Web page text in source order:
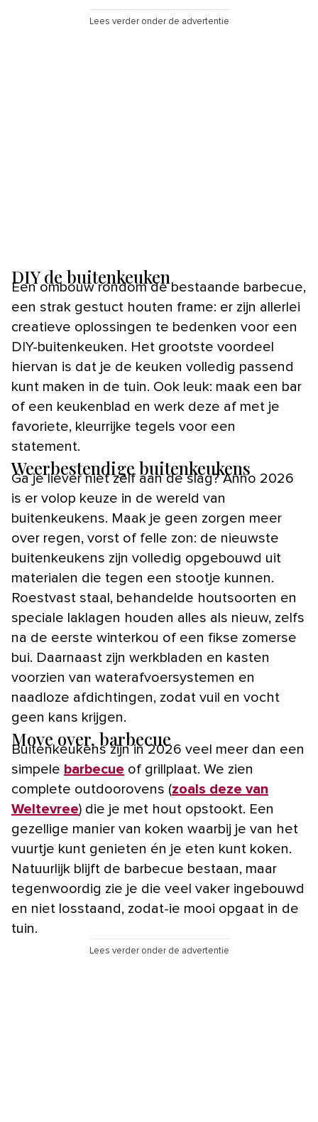
Lees verder onder de advertentie
DIY de buitenkeuken
Een ombouw rondom de bestaande barbecue,
een strak gestuct houten frame: er zijn allerlei
creatieve oplossingen te bedenken voor een
DIY-buitenkeuken. Het grootste voordeel
hiervan is dat je de keuken volledig passend
kunt maken in de tuin. Ook leuk: maak een bar
of een keukenblad en werk deze af met je
favoriete, kleurrijke tegels voor een
statement.
Weerbestendige buitenkeukens
Ga je liever niet zelf aan de slag? Anno 2026
is er volop keuze in de wereld van
buitenkeukens. Maak je geen zorgen meer
over regen, vorst of felle zon: de nieuwste
buitenkeukens zijn volledig opgebouwd uit
materialen die tegen een stootje kunnen.
Roestvast staal, behandelde houtsoorten en
speciale laklagen houden alles als nieuw, zelfs
na de eerste winterkou of een fikse zomerse
bui. Daarnaast zijn werkbladen en kasten
voorzien van waterafvoersystemen en
naadloze afdichtingen, zodat vuil en vocht
geen kans krijgen.
Move over, barbecue
Buitenkeukens zijn in 2026 veel meer dan een
simpele barbecue of grillplaat. We zien
complete outdoorovens (zoals deze van
Weltevree) die je met hout opstookt. Een
gezellige manier van koken waarbij je van het
vuurtje kunt genieten én je eten kunt koken.
Natuurlijk blijft de barbecue bestaan, maar
tegenwoordig zie je die veel vaker ingebouwd
en niet losstaand, zodat-ie mooi opgaat in de
tuin.
Lees verder onder de advertentie